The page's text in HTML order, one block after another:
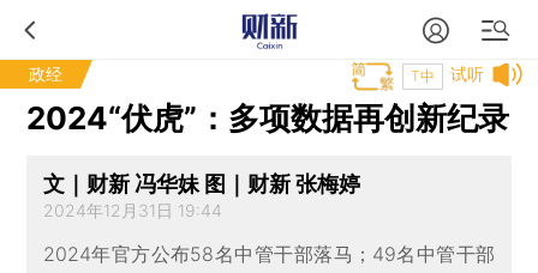
政经 试听
T中
2024“伏虎”：多项数据再创新纪录
文｜财新 冯华妹 图｜财新 张梅婷
2024年12月31日 19:44
2024年官方公布58名中管干部落马；49名中管干部